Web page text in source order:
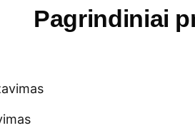
Pagrindiniai